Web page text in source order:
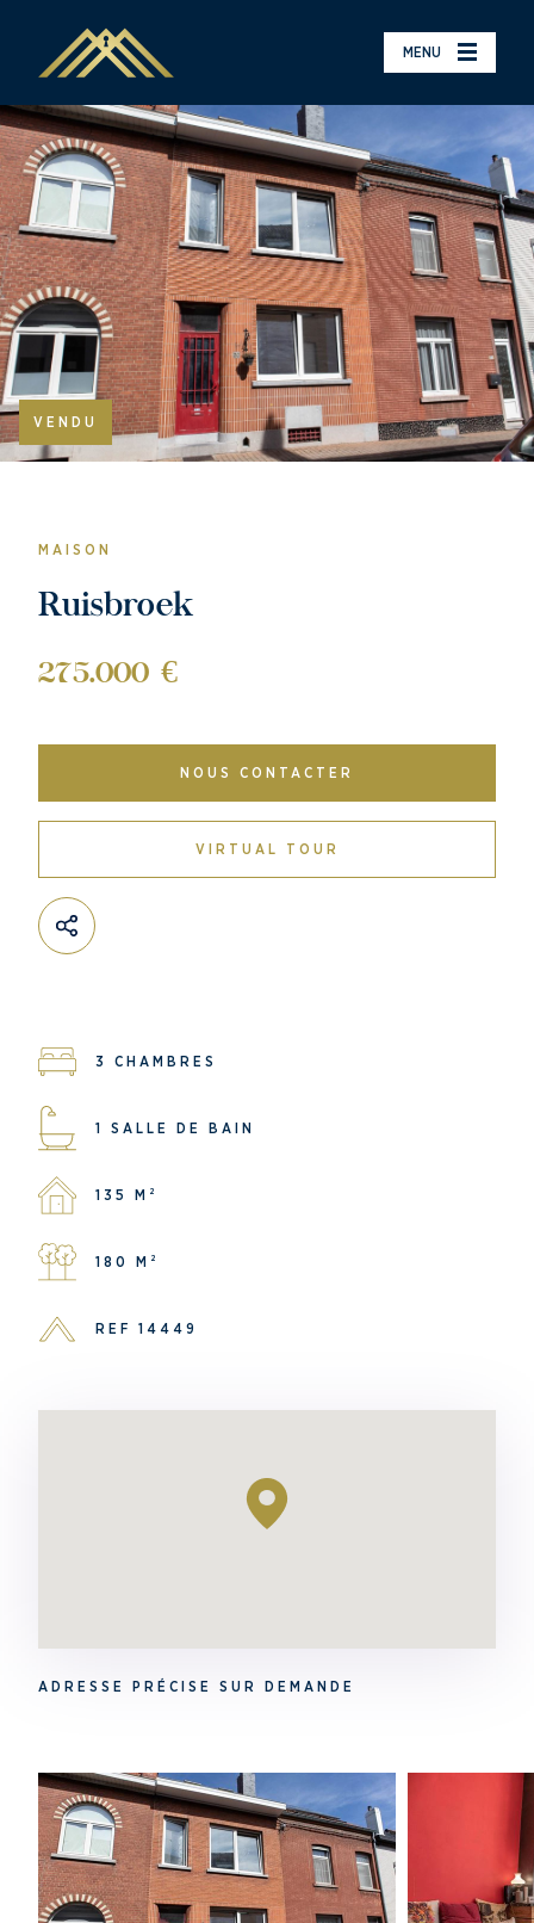
MENU
VENDU
MAISON
Ruisbroek
275.000 €
NOUS CONTACTER
VIRTUAL TOUR
3 CHAMBRES
1 SALLE DE BAIN
135 M²
180 M²
REF 14449
ADRESSE PRÉCISE SUR DEMANDE